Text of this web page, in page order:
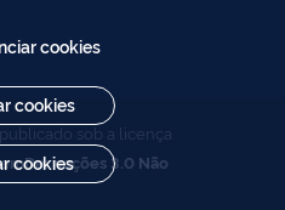
sob a licença
3.0 Não
cookies
cookies
cookies